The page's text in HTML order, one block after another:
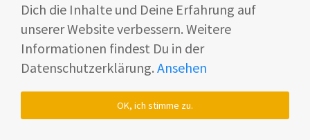
-10% mit FOX10*
Vorteile
Dich die Inhalte und Deine Erfahrung auf
unserer Website verbessern. Weitere
Informationen findest Du in der
Datenschutzerklärung. Ansehen
OK, ich stimme zu.